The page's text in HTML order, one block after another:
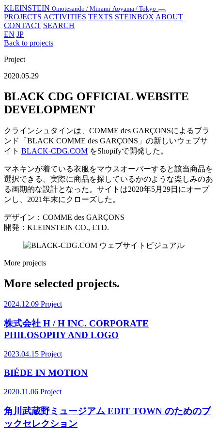
KLEINSTEIN Omotesando / Minami-Aoyama / Tokyo
Toggle
navigation
PROJECTS ACTIVITIES TEXTS STEINBOX ABOUT
CONTACT SEARCH
EN JP
Back to projects
Project
2020.05.29
BLACK CDG OFFICIAL WEBSITE
DEVELOPMENT
クラインシュタインは、COMME des GARÇONSによるブラ
ンド「BLACK COMME des GARÇONS」の新しいウェブサ
イト BLACK-CDG.COM をShopifyで開発した。
マネキンが着ている衣服をマウスオーバーすると該当商品を
選択できる、実際に商品を探しているかのような楽しみのあ
る画期的な設計となった。サイトは2020年5月29日にオープ
ンし、2021年末にクローズした。
デザイン：COMME des GARÇONS
開発：KLEINSTEIN CO., LTD.
More projects
More selected projects.
2024.12.09 Project
株式会社 H / H INC. CORPORATE
PHILOSOPHY AND LOGO
2023.04.15 Project
BIÉDE IN MOTION
2020.11.06 Project
角川武蔵野ミュージアム EDIT TOWN のためのブ
ックセレクション